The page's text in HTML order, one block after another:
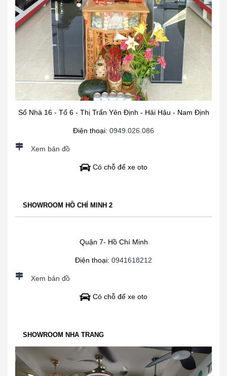
Số Nhà 16 - Tổ 6 - Thị Trấn Yên Định - Hải Hậu - Nam Định
Điện thoại: 0949.026.086
Xem bản đồ
Có chỗ để xe oto
SHOWROOM HỒ CHÍ MINH 2
Quận 7- Hồ Chí Minh
Điện thoại: 0941618212
Xem bản đồ
Có chỗ để xe oto
SHOWROOM NHA TRANG